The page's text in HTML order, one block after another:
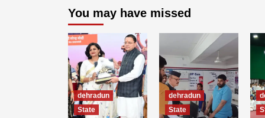
You may have missed
dehradun
State
dehradun
State